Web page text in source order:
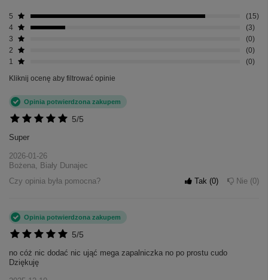
5
15
4
3
3
0
2
0
1
0
Kliknij ocenę aby filtrować opinie
5/5
Opinia potwierdzona zakupem
Super
2026-01-26
Bożena, Biały Dunajec
Czy opinia była pomocna?
Tak 0 Nie 0
5/5
Opinia potwierdzona zakupem
no cóż nic dodać nic ująć mega zapalniczka no po prostu cudo
Dziękuję